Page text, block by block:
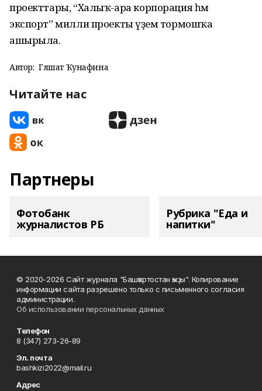
проекттары, “Халыҡ-ара корпорация һәм
экспорт” милли проекты әүҙем тормошҡа
ашырыла.
Автор: Гөлшат Ҡунафина
Читайте нас
Партнеры
Фотобанк
журналистов РБ
Рубрика "Еда и
напитки"
© 2020-2026 Сайт журнала "Башҡортостан ҡыҙы". Копирование
информации сайта разрешено только с письменного согласия
администрации.
Об использовании персональных данных
Телефон
8 (347) 273-26-89
Эл. почта
bashkizi2022@mail.ru
Адрес